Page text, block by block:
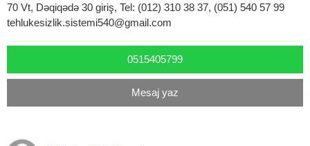
70 Vt, Dəqiqədə 30 giriş, Tel: (012) 310 38 37, (051) 540 57 99
tehlukesizlik.sistemi540@gmail.com
0515405799
Mesaj yaz